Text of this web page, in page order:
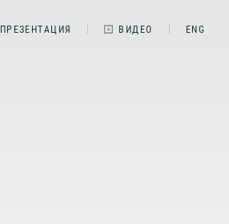
ПРЕЗЕНТАЦИЯ ВИДЕО ENG